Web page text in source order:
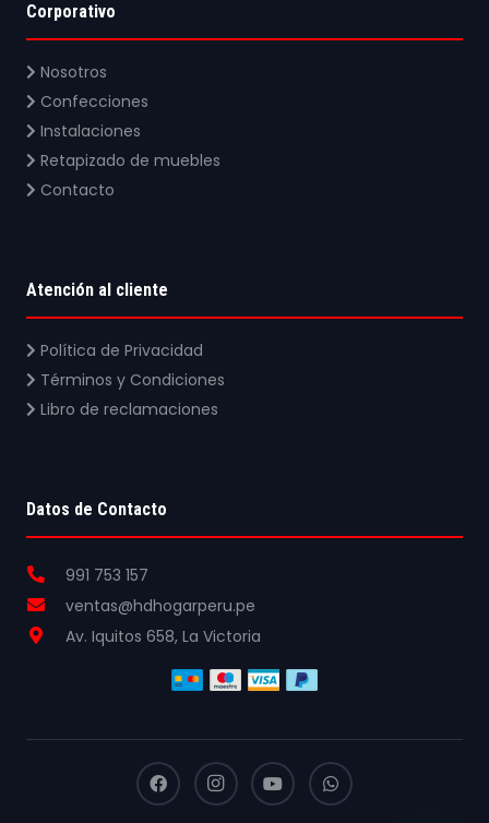
Corporativo
Nosotros
Confecciones
Instalaciones
Retapizado de muebles
Contacto
Atención al cliente
Política de Privacidad
Términos y Condiciones
Libro de reclamaciones
Datos de Contacto
991 753 157
ventas@hdhogarperu.pe
Av. Iquitos 658, La Victoria